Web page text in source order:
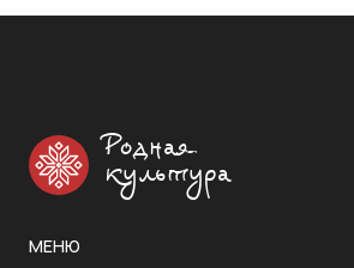
Родная
культура
МЕНЮ